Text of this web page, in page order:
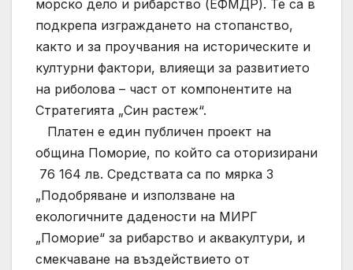
морско дело и рибарство (ЕФМДР). Те са в
подкрепа изграждането на стопанство,
както и за проучвания на историческите и
културни фактори, влияещи за развитието
на риболова – част от компонентите на
Стратегията „Син растеж“.
Платен е един публичен проект на
община Поморие, по който са оторизирани
76 164 лв. Средствата са по мярка 3
„Подобряване и използване на
екологичните дадености на МИРГ
„Поморие“ за рибарство и аквакултури, и
смекчаване на въздействието от